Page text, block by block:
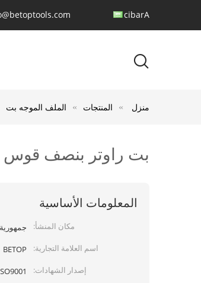
Arabic
منزل المنتجات الملف الموجه بت
بت راوتر بنصف قوس
المعلومات الأساسية
مكان المنشأ:
اسم العلامة التجارية:
BETOP
إصدار الشهادات: